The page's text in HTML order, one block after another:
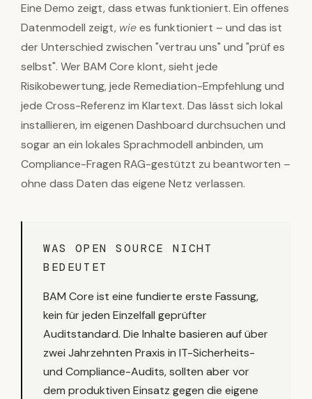
Eine Demo zeigt, dass etwas funktioniert. Ein offenes
Datenmodell zeigt, wiees funktioniert – und das ist
der Unterschied zwischen "vertrau uns" und "prüf es
selbst". Wer BAM Core klont, sieht jede
Risikobewertung, jede Remediation-Empfehlung und
jede Cross-Referenz im Klartext. Das lässt sich lokal
installieren, im eigenen Dashboard durchsuchen und
sogar an ein lokales Sprachmodell anbinden, um
Compliance-Fragen RAG-gestützt zu beantworten –
ohne dass Daten das eigene Netz verlassen.
WAS OPEN SOURCE NICHT
BEDEUTET
BAM Core ist eine fundierte erste Fassung,
kein für jeden Einzelfall geprüfter
Auditstandard. Die Inhalte basieren auf über
zwei Jahrzehnten Praxis in IT-Sicherheits-
und Compliance-Audits, sollten aber vor
dem produktiven Einsatz gegen die eigene